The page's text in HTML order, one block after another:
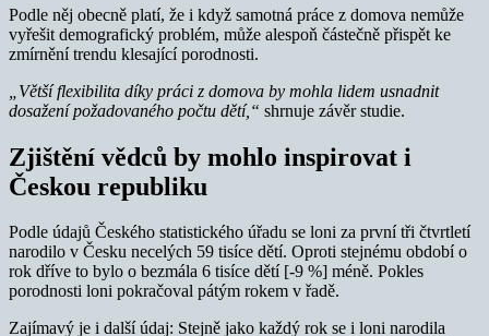
Podle něj obecně platí, že i když samotná práce z domova nemůže
vyřešit demografický problém, může alespoň částečně přispět ke
zmírnění trendu klesající porodnosti.
„Větší flexibilita díky práci z domova by mohla lidem usnadnit
dosažení požadovaného počtu dětí,“ shrnuje závěr studie.
Zjištění vědců by mohlo inspirovat i
Českou republiku
Podle údajů Českého statistického úřadu se loni za první tři čtvrtletí
narodilo v Česku necelých 59 tisíce dětí. Oproti stejnému období o
rok dříve to bylo o bezmála 6 tisíce dětí [-9 %] méně. Pokles
porodnosti loni pokračoval pátým rokem v řadě.
Zajímavý je i další údaj: Stejně jako každý rok se i loni narodila